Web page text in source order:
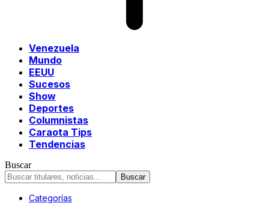
Venezuela
Mundo
EEUU
Sucesos
Show
Deportes
Columnistas
Caraota Tips
Tendencias
Buscar
Categorías